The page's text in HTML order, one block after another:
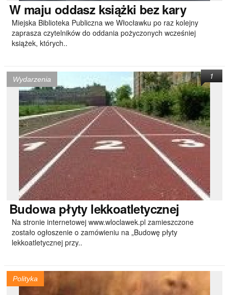
Wmaju oddasz książki bez kary
Miejska Biblioteka Publiczna we Włocławku po raz kolejny
zaprasza czytelników do oddania pożyczonych wcześniej
książek, których..
Wydarzenia
Budowapłyty lekkoatletycznej
Na stronie internetowej www.wloclawek.pl zamieszczone
zostało ogłoszenie o zamówieniu na „Budowę płyty
lekkoatletycznej przy..
1
Polityka